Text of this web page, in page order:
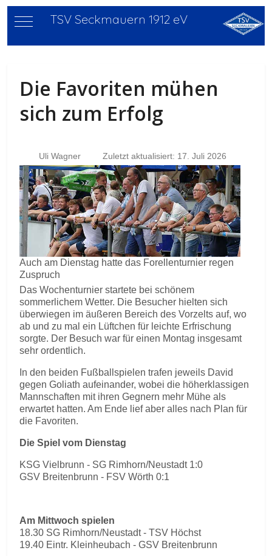
Mobile Menu Toggle
TSV Seckmauern 1912 eV
Die Favoriten mühen
sich zum Erfolg
Uli Wagner Zuletzt aktualisiert: 17. Juli 2026
Auch am Dienstag hatte das Forellenturnier regen
Zuspruch
Das Wochenturnier startete bei schönem
sommerlichem Wetter. Die Besucher hielten sich
überwiegen im äußeren Bereich des Vorzelts auf, wo
ab und zu mal ein Lüftchen für leichte Erfrischung
sorgte. Der Besuch war für einen Montag insgesamt
sehr ordentlich.
In den beiden Fußballspielen trafen jeweils David
gegen Goliath aufeinander, wobei die höherklassigen
Mannschaften mit ihren Gegnern mehr Mühe als
erwartet hatten. Am Ende lief aber alles nach Plan für
die Favoriten.
Die Spiel vom Dienstag
KSG Vielbrunn - SG Rimhorn/Neustadt 1:0
GSV Breitenbrunn - FSV Wörth 0:1
Am Mittwoch spielen
18.30 SG Rimhorn/Neustadt - TSV Höchst
19.40 Eintr. Kleinheubach - GSV Breitenbrunn